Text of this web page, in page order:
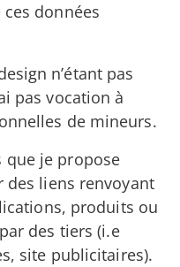
données
n’étant pas
pas vocation à
de mineurs.
que je propose
liens renvoyant
produits ou
des tiers (i.e
site publicitaires).